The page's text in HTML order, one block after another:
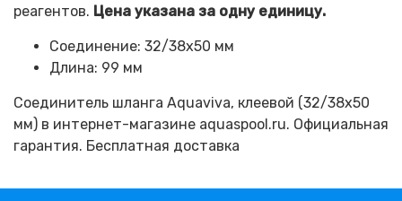
реагентов. Цена указана за одну единицу.
Соединение: 32/38х50 мм
Длина: 99 мм
Соединитель шланга Aquaviva, клеевой (32/38х50
мм) в интернет-магазине aquaspool.ru. Официальная
гарантия. Бесплатная доставка